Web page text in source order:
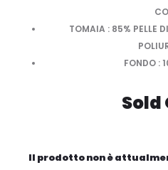
TOMAIA : 85% PELLE
FONDO :
Sold
Il prodotto non è